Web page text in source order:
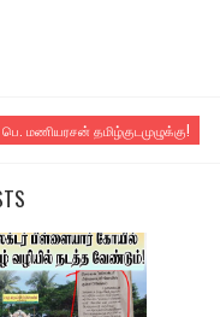
பெ. மணியரசன் தமிழ்குடமுழுக்கு!